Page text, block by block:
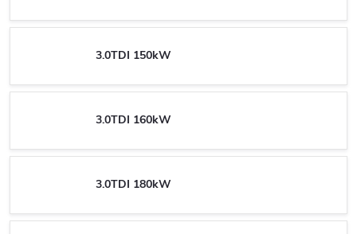
3.0TDI 150kW
3.0TDI 160kW
3.0TDI 180kW